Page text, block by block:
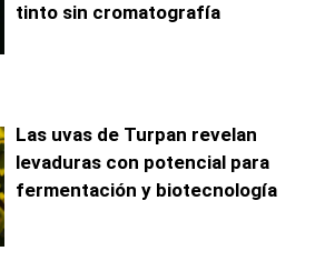
tinto sin cromatografía
Las uvas de Turpan revelan
levaduras con potencial para
fermentación y biotecnología